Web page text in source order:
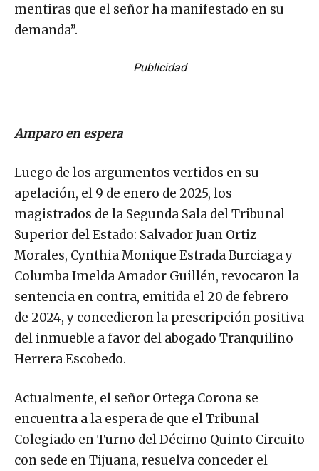
mentiras que el señor ha manifestado en su
demanda”.
Publicidad
Amparo en espera
Luego de los argumentos vertidos en su
apelación, el 9 de enero de 2025, los
magistrados de la Segunda Sala del Tribunal
Superior del Estado: Salvador Juan Ortiz
Morales, Cynthia Monique Estrada Burciaga y
Columba Imelda Amador Guillén, revocaron la
sentencia en contra, emitida el 20 de febrero
de 2024, y concedieron la prescripción positiva
del inmueble a favor del abogado Tranquilino
Herrera Escobedo.
Actualmente, el señor Ortega Corona se
encuentra a la espera de que el Tribunal
Colegiado en Turno del Décimo Quinto Circuito
con sede en Tijuana, resuelva conceder el